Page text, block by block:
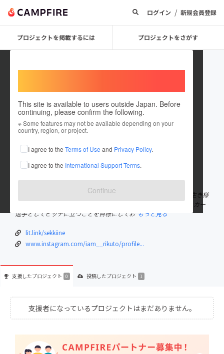
ログイン / 新規会員登録
プロジェクトを掲載するには プロジェクトをさがす
This site is available to users outside Japan. Before
continuing, please confirm the following.
※ Some features may not be available depending on your
country, region, or project.
I agree to the Terms of Use and Privacy Policy.
I agree to the International Support Terms.
Continue
関根陸斗
これまでに1件のプロジェクトを投稿しています
在住国：日本 現在地：未設定
出身国：日本 出身地：未設定
関根陸斗です！ 原因不明の病でも命を輝かせて生きるをテーマに生き様
発信しています！ 2025年7月に2度の病気を乗り越え海外プロサッカー
選手としてピッチに立つことを目標にしてお もっと見る
lit.link/sekkiine
www.instagram.com/iam__rikuto/profile...
支援したプロジェクト 0 投稿したプロジェクト 1
支援者になっているプロジェクトはまだありません。